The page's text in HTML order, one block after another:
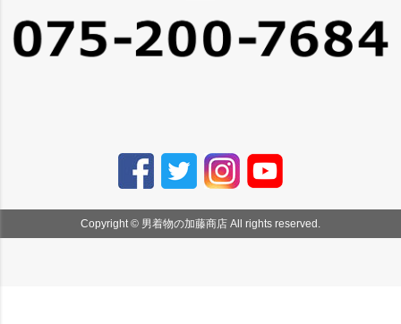
Copyright © 男着物の加藤商店 All rights reserved.